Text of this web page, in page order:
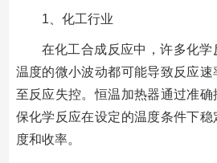
1、化工行业
在化工合成反应中，许多化学
温度的微小波动都可能导致反应
至反应失控。恒温加热器通过准
保化学反应在设定的温度条件下
度和收率。